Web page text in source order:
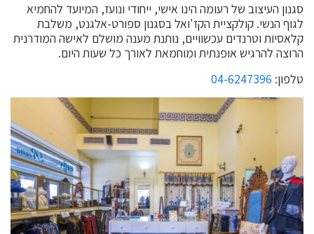
סגנון העיצוב של רעומה הינו אישי, ייחודי ונועז, המיועד להחמיא
לגוף הנשי. קולקציית הקז'ואל בסגנון ספורט-אלגנט, משלבת
קלאסיות וטרנדים עכשוויים, נותנת מענה מושלם לאישה המודרנית
הרוצה להרגיש אופנתית ומוחמאת לאורך כל שעות היום.
טלפון: 04-6247396